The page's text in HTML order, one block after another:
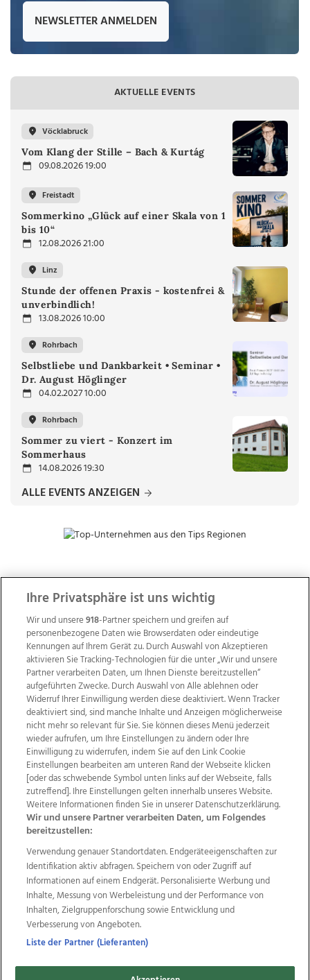
NEWSLETTER ANMELDEN
AKTUELLE EVENTS
Vöcklabruck
Vom Klang der Stille – Bach & Kurtág
09.08.2026 19:00
Freistadt
Sommerkino „Glück auf einer Skala von 1
bis 10“
12.08.2026 21:00
Linz
Stunde der offenen Praxis - kostenfrei &
unverbindlich!
13.08.2026 10:00
Rohrbach
Selbstliebe und Dankbarkeit • Seminar •
Dr. August Höglinger
04.02.2027 10:00
Rohrbach
Sommer zu viert - Konzert im
Sommerhaus
14.08.2026 19:30
ALLE EVENTS ANZEIGEN
ZUR NACHRICHTENÜBERSICHT
Wir über uns Mediadaten Kontakt
Jobs
Datenschutz
Impressum
AGB Anzeigekunden
AGB Website
Ehrenkodex Politische Werbung
Weitere Angebote des Medienhauses Wimmer
TV1 di-mog-i.at OÖNow
Ischler Woche
Life Radio
OÖNachrichten
OÖN Immobilien
OÖN Karriere
OÖN Reise
Promenaden Galerien
Regionaljobs
wasistlos.at
Ihre Privatsphäre ist uns wichtig
Wir und unsere918-Partner speichern und greifen auf
personenbezogene Daten wie Browserdaten oder eindeutige
Kennungen auf Ihrem Gerät zu. Durch Auswahl von Akzeptieren
aktivieren Sie Tracking-Technologien für die unter „Wir und unsere
Partner verarbeiten Daten, um Ihnen Dienste bereitzustellen“
aufgeführten Zwecke. Durch Auswahl von Alle ablehnen oder
Widerruf Ihrer Einwilligung werden diese deaktiviert. Wenn Tracker
deaktiviert sind, sind manche Inhalte und Anzeigen möglicherweise
nicht mehr so relevant für Sie. Sie können dieses Menü jederzeit
wieder aufrufen, um Ihre Einstellungen zu ändern oder Ihre
Einwilligung zu widerrufen, indem Sie auf den Link Cookie
Einstellungen bearbeiten am unteren Rand der Webseite klicken
[oder das schwebende Symbol unten links auf der Webseite, falls
zutreffend]. Ihre Einstellungen gelten innerhalb unseres Website.
Weitere Informationen finden Sie in unserer Datenschutzerklärung.
Wir und unsere Partner verarbeiten Daten, um Folgendes
bereitzustellen:
Verwendung genauer Standortdaten. Endgeräteeigenschaften zur
Identifikation aktiv abfragen. Speichern von oder Zugriff auf
Informationen auf einem Endgerät. Personalisierte Werbung und
Inhalte, Messung von Werbeleistung und der Performance von
Inhalten, Zielgruppenforschung sowie Entwicklung und
Verbesserung von Angeboten.
Liste der Partner (Lieferanten)